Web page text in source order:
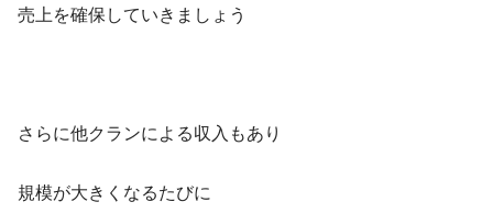
売上を確保していきましょう
さらに他クランによる収入もあり
規模が大きくなるたびに